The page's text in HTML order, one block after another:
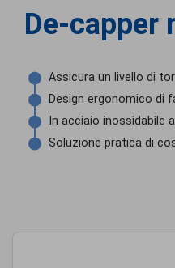
De-capper
Assicura un livello di
Design ergonomico di
In acciaio inossidabile
Soluzione pratica di